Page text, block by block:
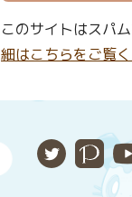
このサイトはスパ
細はこちらをご覧
X